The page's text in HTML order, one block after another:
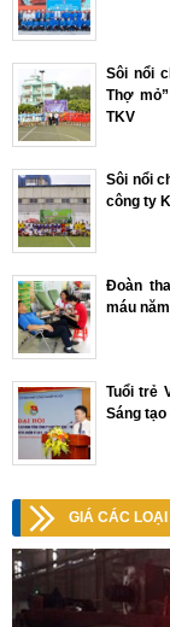
Sôi nổi
Thợ
TKV
Sôi nổi
công ty
Đoàn
máu
Tuổi trẻ
Sáng
GIÁ CÁC